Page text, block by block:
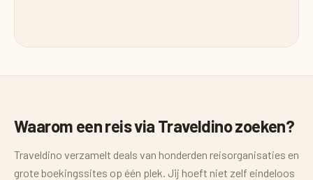
Waarom een reis via Traveldino zoeken?
Traveldino verzamelt deals van honderden reisorganisaties en
grote boekingssites op één plek. Jij hoeft niet zelf eindeloos